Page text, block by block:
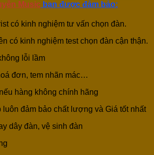
Music bạn được đảm bảo:
có kinh nghiệm tư vấn chọn đàn.
có kinh nghiệm test chọn đàn cận thận.
lỗi lầm
đơn, tem nhãn mác…
hàng không chính hãng
luôn đảm bảo chất lượng và Giá tốt nhất
dây đàn, vệ sinh đàn